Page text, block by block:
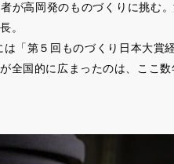
が高岡発のものづくりに挑む
。
は「第５回ものづくり日本大賞
全国的に広まったのは、ここ